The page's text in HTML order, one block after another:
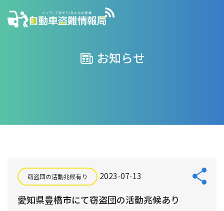
お知らせ
窃盗団の活動兆候有り 2023-07-13
愛知県豊橋市にて窃盗団の活動兆候あり